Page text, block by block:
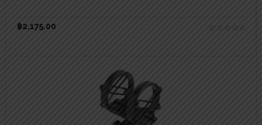
฿2,175.00